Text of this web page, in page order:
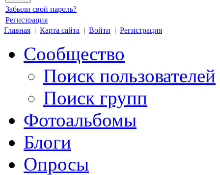
Забыли свой пароль?
Регистрация
Главная | Карта сайта | Войти | Регистрация
Сообщество
Поиск пользователей
Поиск групп
Фотоальбомы
Блоги
Опросы